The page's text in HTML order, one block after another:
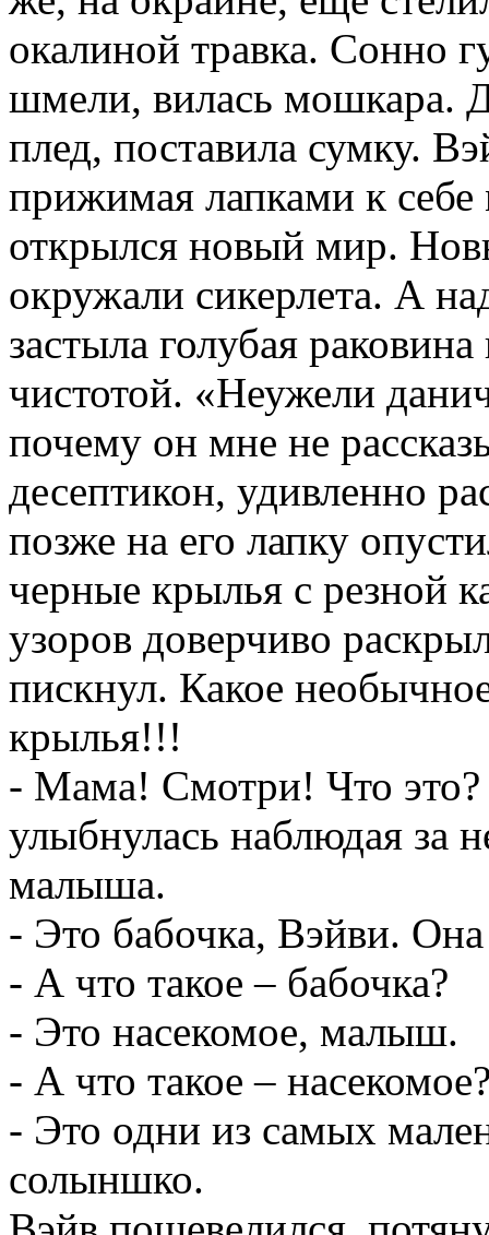
окалиной травка. Сонно
шмели, вилась мошкара.
плед, поставила сумку.
прижимая лапками к
открылся новый мир.
окружали сикерлета. А
застыла голубая
чистотой. «Неужели
почему он мне не
десептикон, удивленно
позже на его лапку
черные крылья с резной
узоров доверчиво
пискнул. Какое
крылья!!!
- Мама! Смотри! Что
улыбнулась наблюдая за
малыша.
- Это бабочка, Вэйви.
- А что такое – бабочка?
- Это насекомое, малыш.
- А что такое –
- Это одни из самых
солыншко.